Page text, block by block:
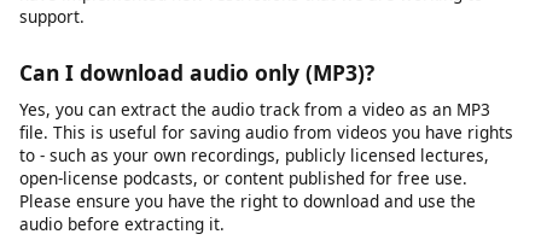
Download links can fail for several reasons: the source video
may have been removed or made private, your internet
connection may be unstable, the file may be too large for your
device's storage, or the platform may have changed its URL
structure. We recommend first verifying that the video URL still
works in your browser. If it does, try copying the URL again and
submitting it fresh. If problems persist, our platform may be